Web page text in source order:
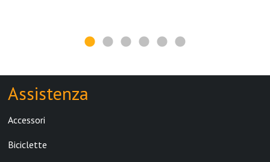
Assistenza
Accessori
Biciclette